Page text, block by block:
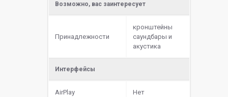
Возможно, вас заинтересует
Принадлежности
кронштейны
саундбары и
акустика
Интерфейсы
AirPlay Нет